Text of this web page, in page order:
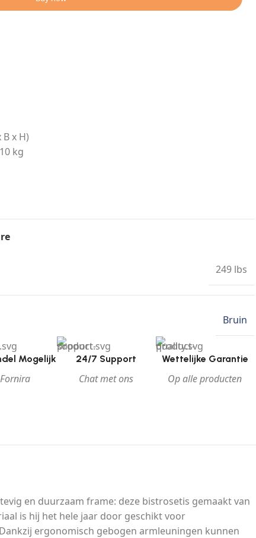
x H)
kg
249 lbs
Bruin
Mogelijk 24/7 Support
Chat met ons
Wettelijke Garantie
Op alle producten
en duurzaam frame: deze bistrosetis gemaakt van
is hij het hele jaar door geschikt voor
ergonomisch gebogen armleuningen kunnen